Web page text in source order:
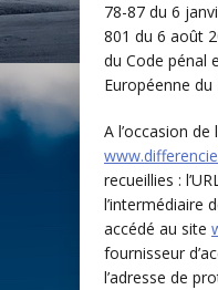
78-87 du 6
801 du 6 août
du Code pénal
Européenne
A l’occasion de
recueillies :
l’intermédiaire
accédé au site
fournisseur
l’adresse de